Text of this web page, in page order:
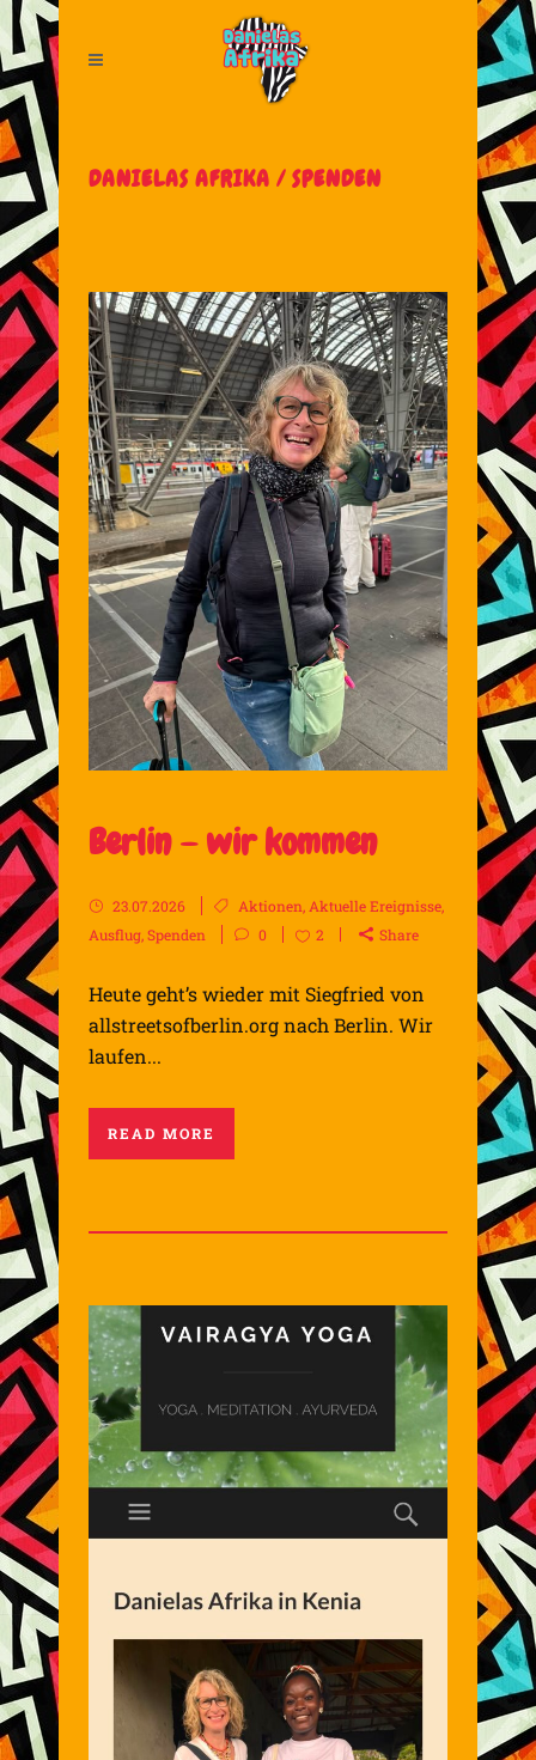
DANIELAS AFRIKA / SPENDEN
Berlin – wir kommen
23.07.2026 Aktionen, Aktuelle Ereignisse,
Ausflug,Spenden 0 2 Share
Heute geht’s wieder mit Siegfried von
allstreetsofberlin.org nach Berlin. Wir
laufen...
READ MORE